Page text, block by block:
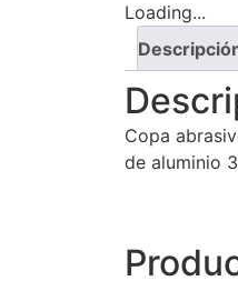
Loading...
Copa
de aluminio